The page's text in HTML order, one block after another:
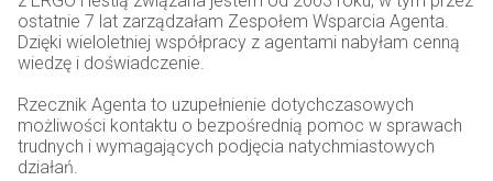
ostatnie 7 lat zarządzałam Zespołem Wsparcia Agenta.
Dzięki wieloletniej współpracy z agentami nabyłam cenną
wiedzę i doświadczenie.
Rzecznik Agenta to uzupełnienie dotychczasowych
możliwości kontaktu o bezpośrednią pomoc w sprawach
trudnych i wymagających podjęcia natychmiastowych
działań.